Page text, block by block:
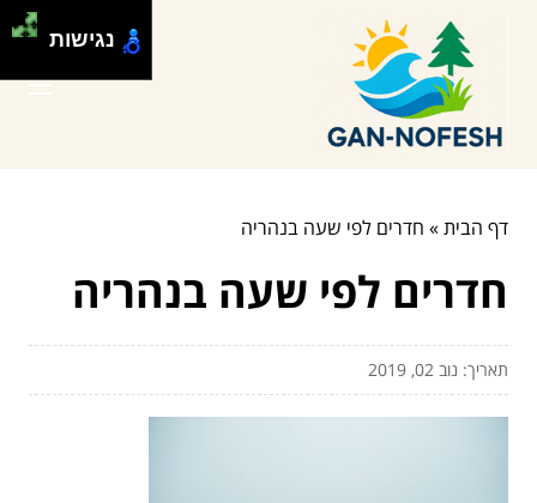
דף הבית» חדרים לפי שעה בנהריה
חדרים לפי שעה בנהריה
תאריך: נוב 02, 2019
נגישות